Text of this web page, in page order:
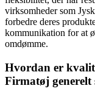
virksomheder som
forbedre deres
kommunikation for at
omdømme.
Hvordan er
Firmatøj generelt